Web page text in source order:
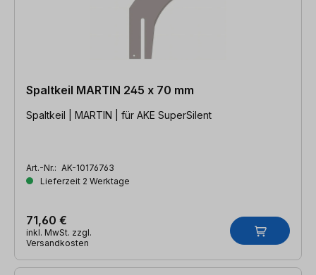
Spaltkeil MARTIN 245 x 70 mm
Spaltkeil | MARTIN | für AKE SuperSilent
Art.-Nr.: AK-10176763
Lieferzeit 2 Werktage
71,60 €
inkl. MwSt. zzgl.
Versandkosten